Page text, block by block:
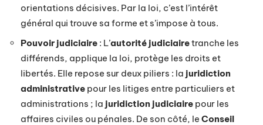
orientations décisives. Par la loi, c’est l’intérêt
général qui trouve sa forme et s’impose à tous.
Pouvoir judiciaire : L’autorité judiciairetranche les
différends, applique la loi, protège les droits et
libertés. Elle repose sur deux piliers : la juridiction
administrative pour les litiges entre particuliers et
administrations ; la juridiction judiciaire pour les
affaires civiles ou pénales. De son côté, le Conseil